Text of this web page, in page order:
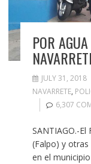
POR
JULY 31, 2018
NAVARRETE,
6,307
SANTIAGO.-
(Falpo) y
en el